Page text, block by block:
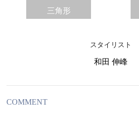
三角形
スタイリスト
和田 伸峰
COMMENT